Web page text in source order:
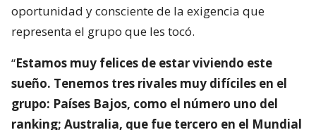
oportunidad y consciente de la exigencia que
representa el grupo que les tocó.
“Estamos muy felices de estar viviendo este
sueño. Tenemos tres rivales muy difíciles en el
grupo: Países Bajos, como el número uno del
ranking; Australia, que fue tercero en el Mundial